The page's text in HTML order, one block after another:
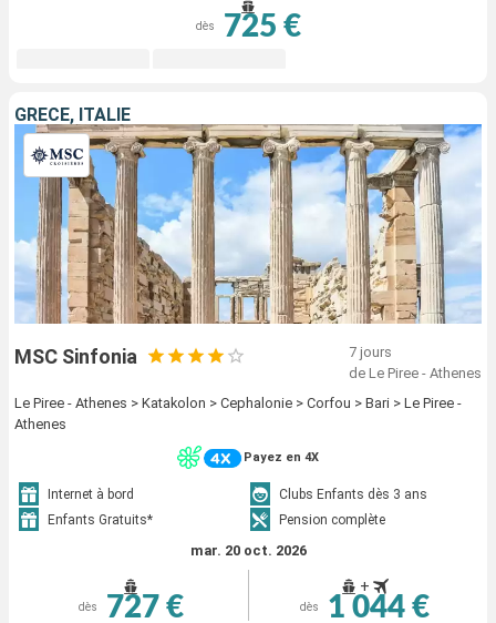
dès 725 €
GRÈCE, ITALIE
MSC Sinfonia
7 jours
de Le Piree - Athenes
Le Piree - Athenes > Katakolon > Cephalonie > Corfou > Bari > Le Piree -
Athenes
Payez en 4X
Internet à bord
Clubs Enfants dès 3 ans
Enfants Gratuits*
Pension complète
mar. 20 oct. 2026
dès 727 €
+
dès 1 044 €